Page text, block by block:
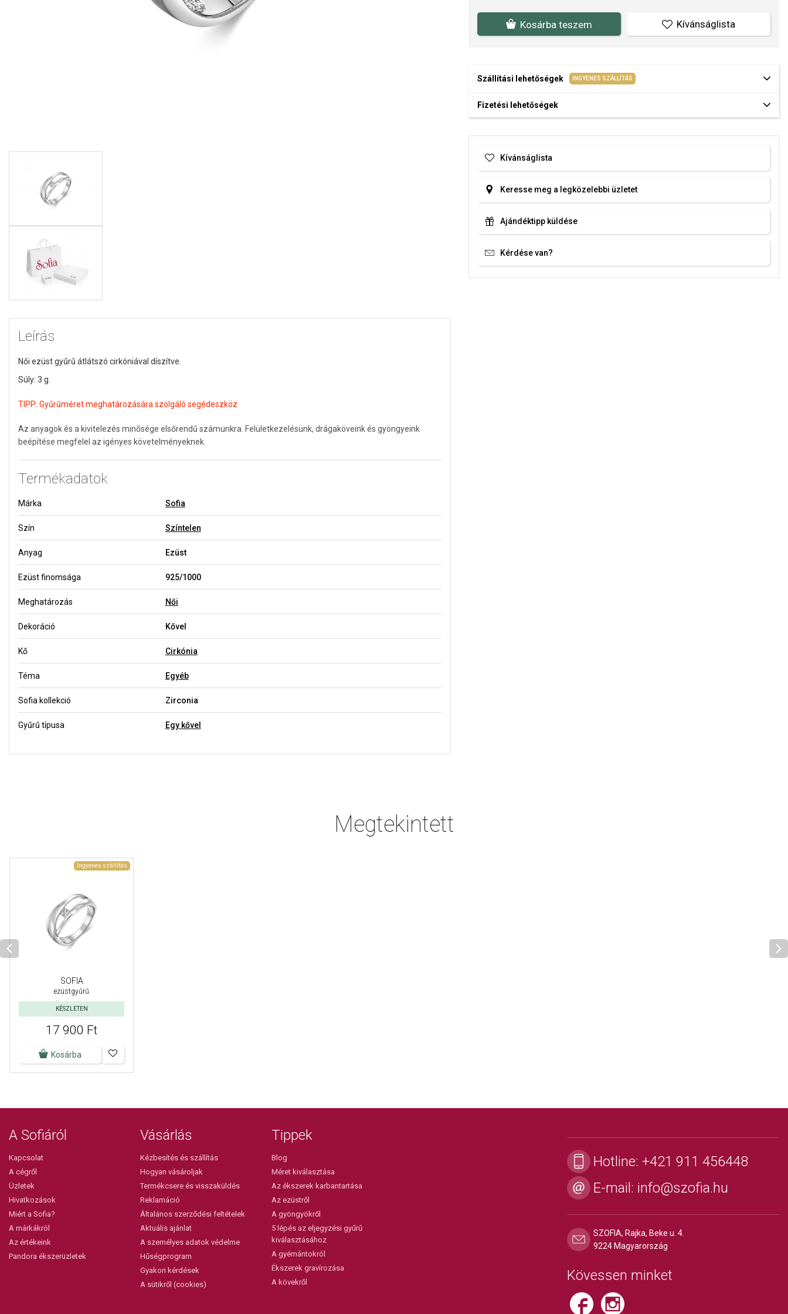
Leírás
Női ezüst gyűrű átlátszó cirkóniával díszítve.
Súly: 3 g.
TIPP: Gyűrűméret meghatározására szolgáló segédeszköz
Az anyagok és a kivitelezés minősége elsőrendű számunkra. Felületkezelésünk, drágaköveink és gyöngyeink
beépítése megfelel az igényes követelményeknek.
Termékadatok
Márka Sofia
Szín Színtelen
Anyag Ezüst
Ezüst finomsága 925/1000
Meghatározás Női
Dekoráció Kővel
Kő Cirkónia
Téma Egyéb
Sofia kollekció Zirconia
Gyűrű típusa Egy kővel
Kosárba teszem Kívánságlista
Szállítási lehetőségek INGYENES SZÁLLÍTÁS
Fizetési lehetőségek
Kívánságlista
Keresse meg a legközelebbi üzletet
Ajándéktipp küldése
Kérdése van?
Megtekintett
Ingyenes szállítás
SOFIA
ezüstgyűrű
KÉSZLETEN
17 900 Ft
Kosárba
A Sofiáról
Kapcsolat
A cégről
Üzletek
Hivatkozások
Miért a Sofia?
A márkákról
Az értékeink
Pandora ékszerüzletek
Vásárlás
Kézbesítés és szállítás
Hogyan vásároljak
Termékcsere és visszaküldés
Reklamáció
Általános szerződési feltételek
Aktuális ajánlat
A személyes adatok védelme
Hűségprogram
Gyakori kérdések
A sütikről (cookies)
Tippek
Blog
Méret kiválasztása
Az ékszerek karbantartása
Az ezüstről
A gyöngyökről
5 lépés az eljegyzési gyűrű
kiválasztásához
A gyémántokról
Ékszerek gravírozása
A kövekről
Hotline: +421 911 456448
E-mail: info@szofia.hu
SZOFIA, Rajka, Beke u. 4.
9224 Magyarország
Kövessen minket